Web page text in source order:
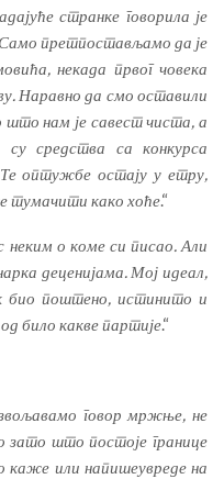
странке говорила је
Само претпостављамо да је
некада првог човека
Наравно да смо оставили
што нам је савест чиста, а
су средства са конкурса
Теоптужбе остају у етру,
тумачити како хоће.“
о коме си писао. Али
деценијама. Мој идеал,
био поштено, истинито и
било какве партије.“
говор мржње, не
што постоје границе
каже или напишеувреде на